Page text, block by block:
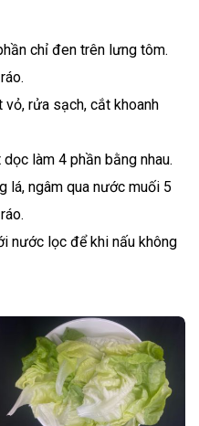
chỉ đen trên lưng tôm.
vỏ, rửa sạch, cắt khoanh
làm 4 phần bằng nhau.
lá, ngâm qua nước muối 5
nước lọc để khi nấu không